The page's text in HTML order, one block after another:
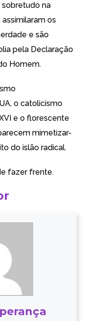
sobretudo na
os
e são
pela Declaração
Homem.
o catolicismo
e o florescente
mimetizar-
do islão radical.
fazer frente.